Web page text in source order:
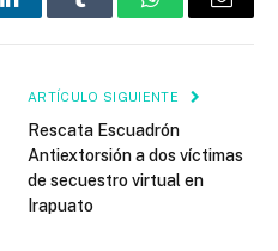
LinkedInTumblr WhatsAppEmail
ARTÍCULO SIGUIENTE
Rescata Escuadrón
Antiextorsión a dos víctimas
de secuestro virtual en
Irapuato